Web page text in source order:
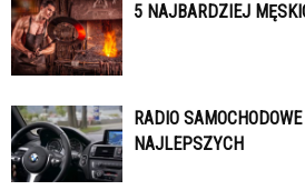
5 NAJBARDZIEJ
RADIO
NAJLEPSZYCH